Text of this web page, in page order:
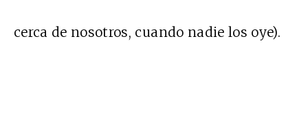
cerca de nosotros, cuando nadie los oye).